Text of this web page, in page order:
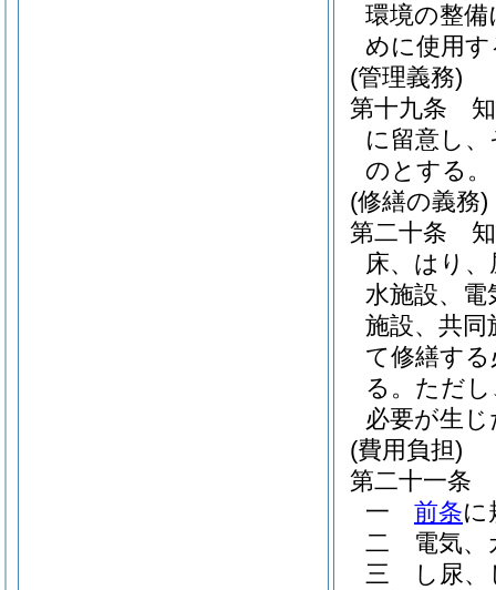
環境の整
めに使用
(管理義務)
第十九条
に留意し
のとする。
(修繕の義務)
第二十条
床、はり
水施設、電
施設、共同
て修繕す
る。 ただ
必要が生
(費用負担)
第二十一条
一
前条に
二
電気、
三
し尿